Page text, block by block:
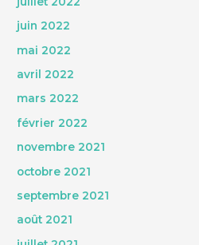
juin 2022
mai 2022
avril 2022
mars 2022
février 2022
novembre 2021
octobre 2021
septembre 2021
août 2021